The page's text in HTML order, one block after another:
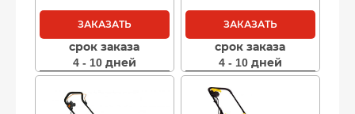
ЗАКАЗАТЬ
срок заказа
4 - 10 дней
ЗАКАЗАТЬ
срок заказа
4 - 10 дней